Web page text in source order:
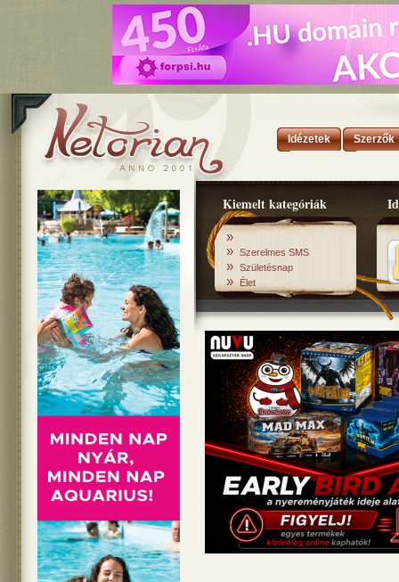
Idézetek Szerzők
Kiemelt kategóriák
»
» Szerelmes SMS
» Születésnap
» Élet